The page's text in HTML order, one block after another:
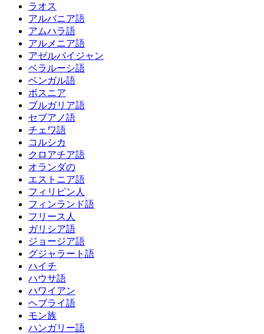
ラオス
アルバニア語
アムハラ語
アルメニア語
アゼルバイジャン
ベラルーシ語
ベンガル語
ボスニア
ブルガリア語
セブアノ語
チェワ語
コルシカ
クロアチア語
オランダの
エストニア語
フィリピン人
フィンランド語
フリース人
ガリシア語
ジョージア語
グジャラート語
ハイチ
ハウサ語
ハワイアン
ヘブライ語
モン族
ハンガリー語